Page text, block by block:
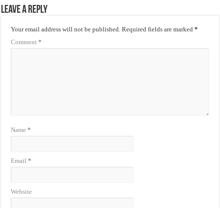
Leave a Reply
Your email address will not be published. Required fields are marked*
Comment*
Name*
Email*
Website